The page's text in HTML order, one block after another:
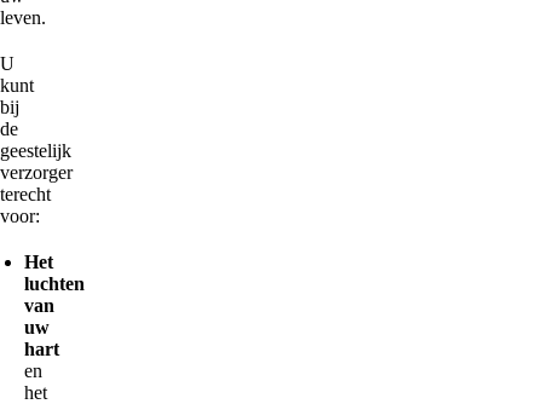
leven.
U
kunt
bij
de
geestelijk
verzorger
terecht
voor:
Het
luchten
van
uw
hart
en
het